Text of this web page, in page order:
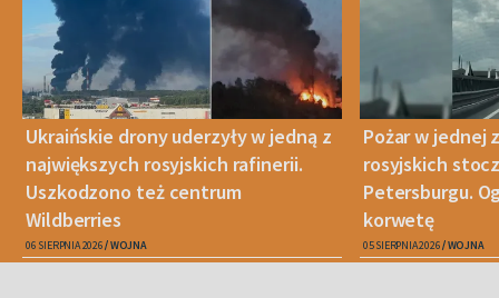
Ukraińskie drony uderzyły w jedną z
największych rosyjskich rafinerii.
Uszkodzono też centrum
Wildberries
06 SIERPNIA 2026 WOJNA
Pożar w jednej
rosyjskich
Petersburgu.
korwetę
05 SIERPNIA 2026 WOJNA